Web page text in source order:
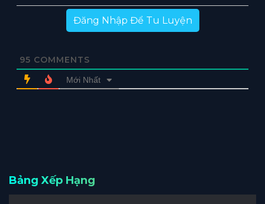
Đăng Nhập Để Tu Luyện
95 COMMENTS
Mới Nhất
Bảng Xếp Hạng